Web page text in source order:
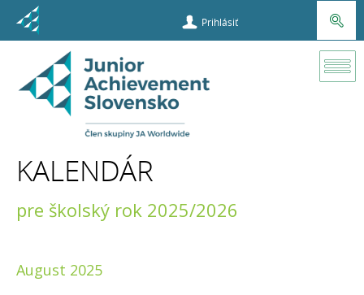
Prihlásiť
KALENDÁR
pre školský rok 2025/2026
August 2025